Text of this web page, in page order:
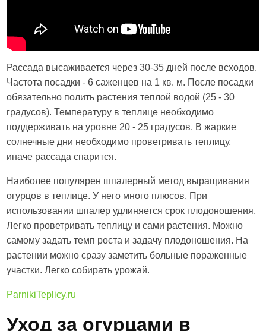
Рассада высаживается через 30-35 дней после всходов.
Частота посадки - 6 саженцев на 1 кв. м. После посадки
обязательно полить растения теплой водой (25 - 30
градусов). Температуру в теплице необходимо
поддерживать на уровне 20 - 25 градусов. В жаркие
солнечные дни необходимо проветривать теплицу,
иначе рассада спарится.
Наиболее популярен шпалерный метод выращивания
огурцов в теплице. У него много плюсов. При
использовании шпалер удлиняется срок плодоношения.
Легко проветривать теплицу и сами растения. Можно
самому задать темп роста и задачу плодоношения. На
растении можно сразу заметить больные пораженные
участки. Легко собирать урожай.
ParnikiTeplicy.ru
Уход за огурцами в